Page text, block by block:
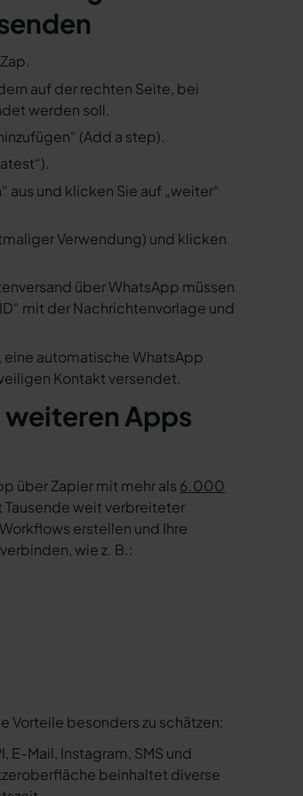
auf der rechten Seite, bei
werden soll.
(Add a step).
und klicken Sie auf „weiter“
Verwendung) und klicken
über WhatsApp müssen
mit der Nachrichtenvorlage und
eine automatische WhatsApp
Kontakt versendet.
Apps
über Zapier mit mehr als 6.000
Tausende weit verbreiteter
erstellen und Ihre
wie z. B.:
Vorteile besonders zu schätzen:
E-Mail, Instagram, SMS und
beinhaltet diverse